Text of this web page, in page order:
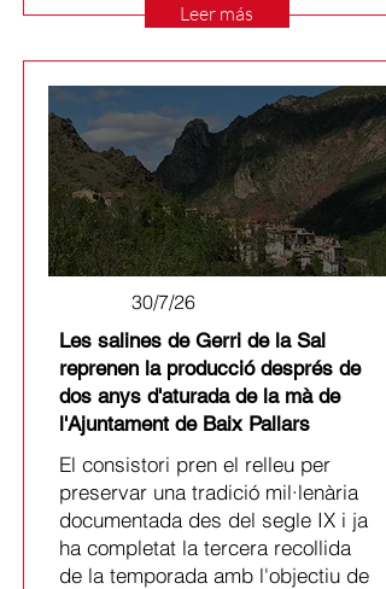
Leer más
30/7/26
Les salines de Gerri de la Sal
reprenen la producció després de
dos anys d'aturada de la mà de
l'Ajuntament de Baix Pallars
El consistori pren el relleu per
preservar una tradició mil·lenària
documentada des del segle IX i ja
ha completat la tercera recollida
de la temporada amb l'objectiu de